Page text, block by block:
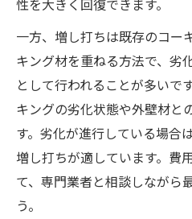
性を大きく回復できます。
一方、増し打ちは既存のコー
キング材を重ねる方法で、劣
として行われることが多いで
キングの劣化状態や外壁材と
す。劣化が進行している場合
増し打ちが適しています。費
て、専門業者と相談しながら
う。